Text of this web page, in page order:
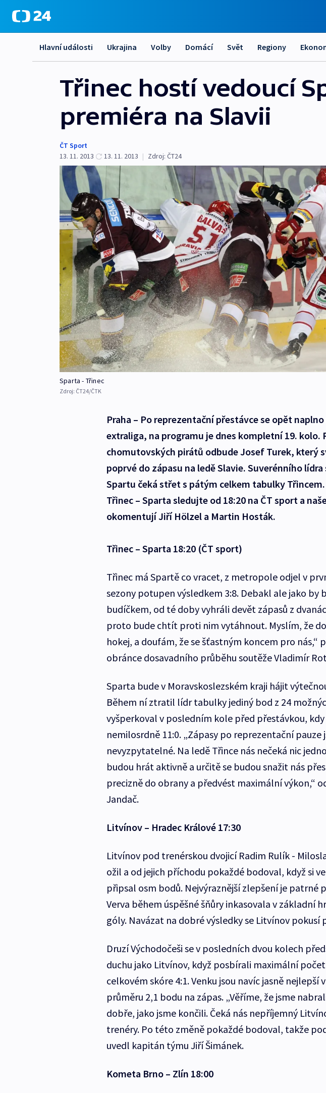
Hlavní události Ukrajina Volby Domácí Svět Regiony
Třinec hostí vedoucí
premiéra na Slavii
ČT Sport
13. 11. 2013
13. 11. 2013 | Zdroj: ČT24
Sparta - Třinec
Zdroj: ČT24/ČTK
Praha – Po reprezentační přestávce se opět
extraliga, na programu je dnes kompletní 19. kolo.
chomutovských pirátů odbude Josef Turek, který
poprvé do zápasu na ledě Slavie. Suverénního
Spartu čeká střet s pátým celkem tabulky
Třinec – Sparta sledujte od 18:20 na ČT sport a
okomentují Jiří Hölzel a Martin Hosták.
Třinec – Sparta 18:20 (ČT sport)
Třinec má Spartě co vracet, z metropole odjel v
sezony potupen výsledkem 3:8. Debakl ale jako by
budíčkem, od té doby vyhráli devět zápasů z
proto bude chtít proti nim vytáhnout. Myslím, že
hokej, a doufám, že se šťastným koncem pro nás,“
obránce dosavadního průběhu soutěže Vladimír
Sparta bude v Moravskoslezském kraji hájit
Během ní ztratil lídr tabulky jediný bod z 24
vyšperkoval v posledním kole před přestávkou,
nemilosrdně 11:0. „Zápasy po reprezentační pauze
nevyzpytatelné. Na ledě Třince nás nečeká nic
budou hrát aktivně a určitě se budou snažit nás
precizně do obrany a předvést maximální výkon,“
Jandač.
Litvínov – Hradec Králové 17:30
Litvínov pod trenérskou dvojicí Radim Rulík -
ožil a od jejich příchodu pokaždé bodoval, když si
připsal osm bodů. Nejvýraznější zlepšení je patrné
Verva během úspěšné šňůry inkasovala v základní
góly. Navázat na dobré výsledky se Litvínov pokusí
Druzí Východočeši se v posledních dvou kolech
duchu jako Litvínov, když posbírali maximální
celkovém skóre 4:1. Venku jsou navíc jasně nejlepší
průměru 2,1 bodu na zápas. „Věříme, že jsme
dobře, jako jsme končili. Čeká nás nepříjemný
trenéry. Po této změně pokaždé bodoval, takže
uvedl kapitán týmu Jiří Šimánek.
Kometa Brno – Zlín 18:00